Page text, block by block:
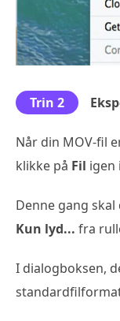
Trin 2
Når din MOV-fil
klikke på Fil igen
Denne gang
Kun lyd... fra
I dialogboksen,